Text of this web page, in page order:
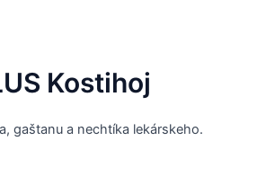
Kostihoj
gaštanu a nechtíka lekárskeho.